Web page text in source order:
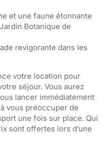
et une faune étonnante
Botanique de
revigorante dans les
votre location pour
séjour. Vous aurez
lancer immédiatement
vous préoccuper de
une fois sur place. Qui
sont offertes lors d’une